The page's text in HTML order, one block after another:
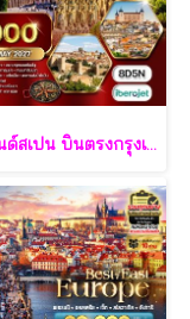
ทัวร์แกรนด์สเปน บินตรงกรุงเทพ - มาดริด 8 วัน 5 คืน - E9